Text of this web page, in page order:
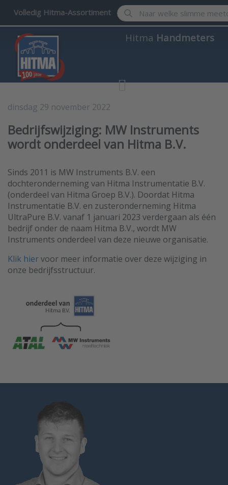
Volledig Hitma-Assortiment Enter a search term.
Hitma Handmeters
dinsdag 29 november 2022
Hitma Handmeters
Bedrijfswijziging: MW Instruments
wordt onderdeel van Hitma B.V.
Sinds 2011 is MW Instruments B.V. een
dochteronderneming van Hitma Instrumentatie B.V.
(onderdeel van Hitma Groep B.V.). Doordat Hitma
Instrumentatie B.V. en zusteronderneming Hitma
UltraPure B.V. vanaf 1 januari 2023 verdergaan als één
bedrijf onder de naam Hitma B.V., wordt MW
Instruments onderdeel van deze nieuwe organisatie.
Klik hiervoor meer informatie over deze wijziging in
onze bedrijfsstructuur.